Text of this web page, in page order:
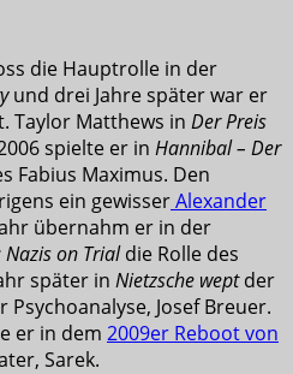
die Hauptrolle in der
und drei Jahre später war er
Taylor Matthews in Der Preis
spielte er in Hannibal – Der
Fabius Maximus. Den
ein gewisserAlexander
übernahm er in der
on Trialdie Rolle des
später in Nietzsche weptder
Josef Breuer.
er in dem 2009er Reboot von
Sarek.